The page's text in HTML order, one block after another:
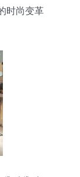
时尚变革